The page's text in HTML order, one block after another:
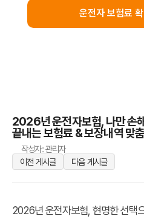
운전자 보험료 확
2026년 운전자보험, 나만 손
끝내는 보험료 & 보장내역 맞
작성자: 관리자
이전 게시글
다음 게시글
2026년 운전자보험, 현명한 선택